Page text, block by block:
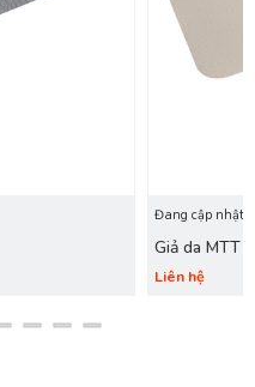
Đang cập nhật
Giả da MTT
Liên hệ